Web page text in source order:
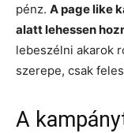
pénz. A page like
alatt lehessen
lebeszélni akarok
szerepe, csak
A